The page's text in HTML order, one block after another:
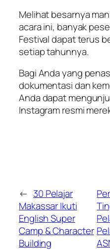
Melihat besarnya
acara ini, banyak
Festival dapat terus
setiap tahunnya.
Bagi Anda yang
dokumentasi dan
Anda dapat
Instagram resmi
← 30 Pelajar
Makassar Ikuti
English Super
Camp & Character
Building